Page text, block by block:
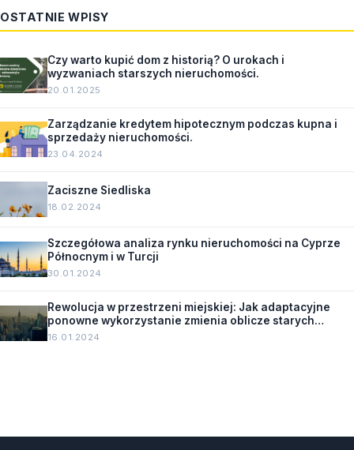
OSTATNIE WPISY
Czy warto kupić dom z historią? O urokach i
wyzwaniach starszych nieruchomości.
20.01.2025
Zarządzanie kredytem hipotecznym podczas kupna i
sprzedaży nieruchomości.
23.04.2024
Zaciszne Siedliska
18.02.2024
Szczegółowa analiza rynku nieruchomości na Cyprze
Północnym i w Turcji
30.01.2024
Rewolucja w przestrzeni miejskiej: Jak adaptacyjne
ponowne wykorzystanie zmienia oblicze starych
budynków.
16.01.2024